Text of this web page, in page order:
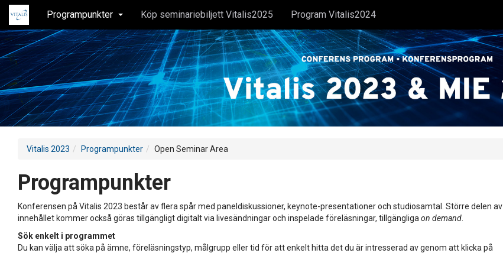
Programpunkter Köp seminariebiljett Vitalis2025 Program Vitalis2024
Vitalis 2023 Programpunkter Open Seminar Area
Programpunkter
Konferensen på Vitalis 2023 består av flera spår med paneldiskussioner, keynote-presentationer och studiosamtal. Större delen av
innehållet kommer också göras tillgängligt digitalt via livesändningar och inspelade föreläsningar, tillgängliga on demand
Sök enkelt i programmet
Du kan välja att söka på ämne, föreläsningstyp, målgrupp eller tid för att enkelt hitta det du är intresserad av genom att klicka på